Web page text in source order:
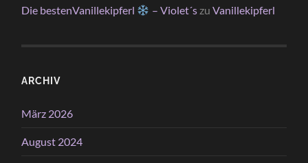
Die bestenVanillekipferl – Violet´szu Vanillekipferl
ARCHIV
März 2026
August 2024